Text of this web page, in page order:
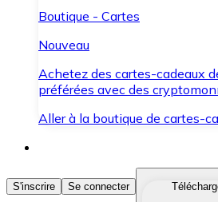
Boutique - Cartes
Nouveau
Achetez des cartes-cadeaux
préférées avec des
Aller à la boutique de cartes-
Acheter des Cryptomonnaies
S'inscrire Se connecter